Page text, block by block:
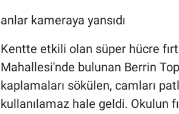
anlar kameraya yansıdı
Kentte etkili olan süper hücre
Mahallesi'nde bulunan Berrin
kaplamaları sökülen, camları
kullanılamaz hale geldi. Okulun